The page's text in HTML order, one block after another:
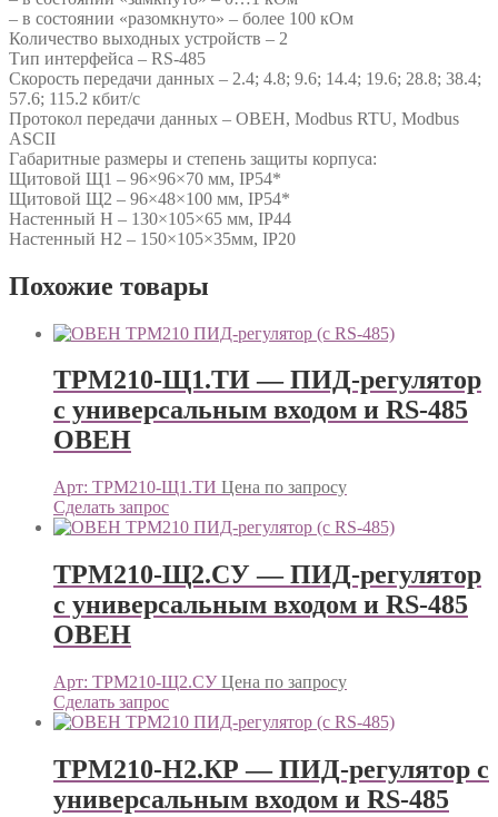
– в состоянии «разомкнуто» – более 100 кОм
Количество выходных устройств – 2
Тип интерфейса – RS-485
Скорость передачи данных – 2.4; 4.8; 9.6; 14.4; 19.6; 28.8; 38.4;
57.6; 115.2 кбит/с
Протокол передачи данных – ОВЕН, Modbus RTU, Modbus
ASCII
Габаритные размеры и степень защиты корпуса:
Щитовой Щ1 – 96×96×70 мм, IP54*
Щитовой Щ2 – 96×48×100 мм, IP54*
Настенный Н – 130×105×65 мм, IP44
Настенный Н2 – 150×105×35мм, IP20
Похожие товары
ТРМ210-Щ1.ТИ — ПИД-регулятор
с универсальным входом и RS-485
ОВЕН
Арт: ТРМ210-Щ1.ТИ Цена по запросу
Сделать запрос
ТРМ210-Щ2.СУ — ПИД-регулятор
с универсальным входом и RS-485
ОВЕН
Арт: ТРМ210-Щ2.СУ Цена по запросу
Сделать запрос
ТРМ210-Н2.КР — ПИД-регулятор с
универсальным входом и RS-485